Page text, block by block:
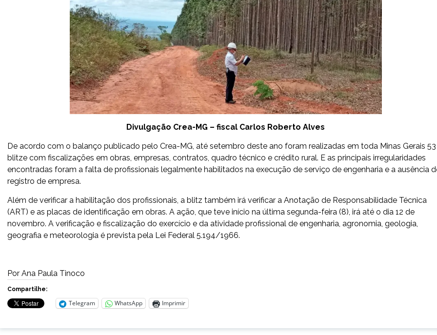
Divulgação Crea-MG – fiscal Carlos Roberto Alves
De acordo com o balanço publicado pelo Crea-MG, até setembro deste ano foram realizadas em toda Minas Gerais 53
blitze com fiscalizações em obras, empresas, contratos, quadro técnico e crédito rural. E as principais irregularidades
encontradas foram a falta de profissionais legalmente habilitados na execução de serviço de engenharia e a ausência
registro de empresa.
Além de verificar a habilitação dos profissionais, a blitz também irá verificar a Anotação de Responsabilidade Técnica
(ART) e as placas de identificação em obras. A ação, que teve início na última segunda-feira (8), irá até o dia 12 de
novembro. A verificação e fiscalização do exercício e da atividade profissional de engenharia, agronomia, geologia,
geografia e meteorologia é prevista pela Lei Federal 5.194/1966.
Por Ana Paula Tinoco
Compartilhe:
Telegram WhatsApp Imprimir